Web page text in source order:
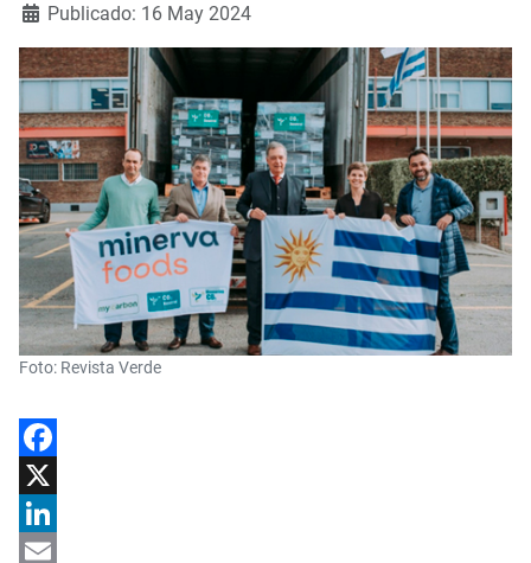
Detalles
Publicado: 16 May 2024
Foto: Revista Verde
Facebook
X
LinkedIn